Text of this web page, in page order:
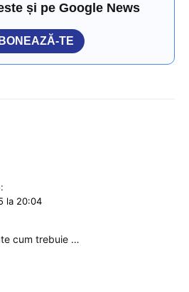
și pe Google News
TE
la 20:04
cum trebuie …